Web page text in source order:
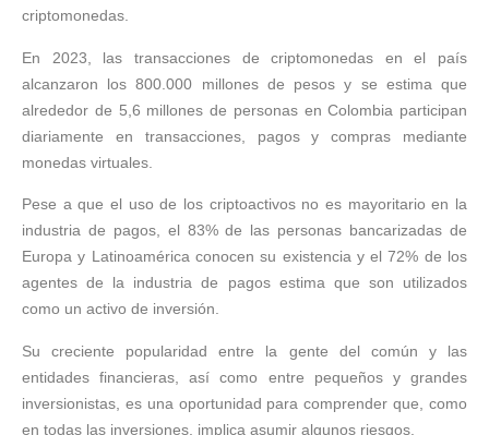
criptomonedas.
En 2023, las transacciones de criptomonedas en el país
alcanzaron los 800.000 millones de pesos y se estima que
alrededor de 5,6 millones de personas en Colombia participan
diariamente en transacciones, pagos y compras mediante
monedas virtuales.
Pese a que el uso de los criptoactivos no es mayoritario en la
industria de pagos, el 83% de las personas bancarizadas de
Europa y Latinoamérica conocen su existencia y el 72% de los
agentes de la industria de pagos estima que son utilizados
como un activo de inversión.
Su creciente popularidad entre la gente del común y las
entidades financieras, así como entre pequeños y grandes
inversionistas, es una oportunidad para comprender que, como
en todas las inversiones, implica asumir algunos riesgos.